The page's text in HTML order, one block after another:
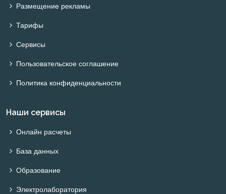
Размещение рекламы
Тарифы
Сервисы
Пользовательское соглашение
Политика конфиденциальности
Наши сервисы
Онлайн расчеты
База данных
Образование
Электролаборатория